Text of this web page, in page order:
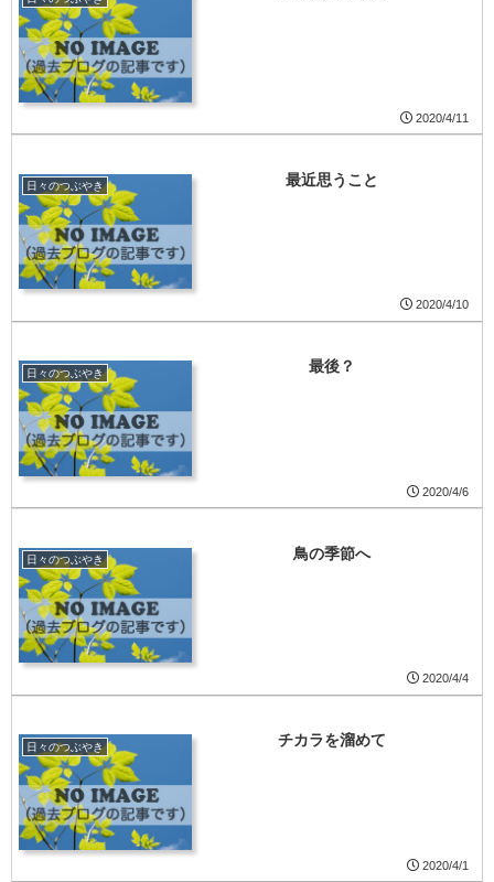
2020/4/11
日々のつぶやき 最近思うこと
2020/4/10
日々のつぶやき 最後？
2020/4/6
日々のつぶやき 鳥の季節へ
2020/4/4
日々のつぶやき チカラを溜めて
2020/4/1